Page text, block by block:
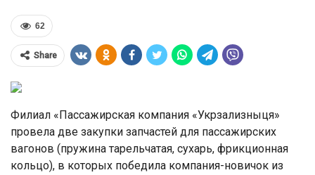
62
Share
Филиал «Пассажирская компания «Укрзализныця»
провела две закупки запчастей для пассажирских
вагонов (пружина тарельчатая, сухарь, фрикционная
кольцо), в которых победила компания-новичок из